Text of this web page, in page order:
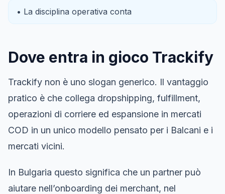
• La disciplina operativa conta
Dove entra in gioco Trackify
Trackify non è uno slogan generico. Il vantaggio
pratico è che collega dropshipping, fulfillment,
operazioni di corriere ed espansione in mercati
COD in un unico modello pensato per i Balcani e i
mercati vicini.
In Bulgaria questo significa che un partner può
aiutare nell’onboarding dei merchant, nel